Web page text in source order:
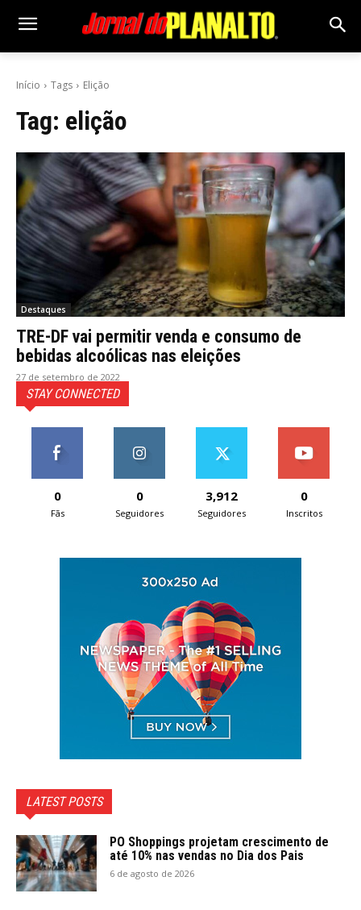
Início Tags Elição
Tag: elição
Destaques
TRE-DF vai permitir venda e consumo de
bebidas alcoólicas nas eleições
27 de setembro de 2022
STAY CONNECTED
0
Fãs
0
Seguidores
3,912
Seguidores
0
Inscritos
LATEST POSTS
PO Shoppings projetam crescimento de
até 10% nas vendas no Dia dos Pais
6 de agosto de 2026